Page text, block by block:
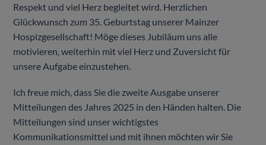
Respekt und viel Herz begleitet wird. Herzlichen
Glückwunsch zum 35. Geburtstag unserer Mainzer
Hospizgesellschaft! Möge dieses Jubiläum uns alle
motivieren, weiterhin mit viel Herz und Zuversicht für
unsere Aufgabe einzustehen.
Ich freue mich, dass Sie die zweite Ausgabe unserer
Mitteilungen des Jahres 2025 in den Händen halten. Die
Mitteilungen sind unser wichtigstes
Kommunikationsmittel und mit ihnen möchten wir Sie